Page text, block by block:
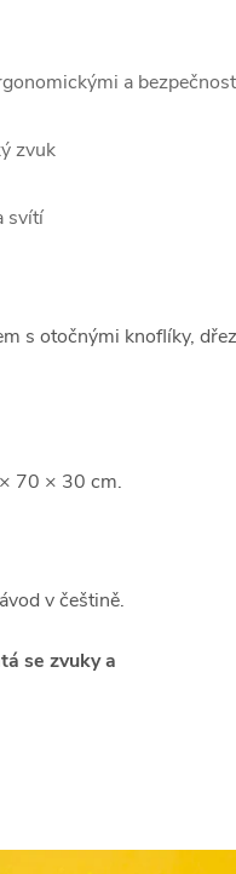
a
zvuk
svítí
s otočnými knoflíky,
70 × 30 cm.
v češtině.
se zvuky a